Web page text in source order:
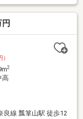
2
高
良線 瓢箪山駅 徒歩12